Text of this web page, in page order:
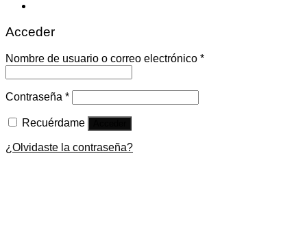
Acceder
Nombre de usuario o correo electrónico *
Contraseña *
Recuérdame
¿Olvidaste la contraseña?